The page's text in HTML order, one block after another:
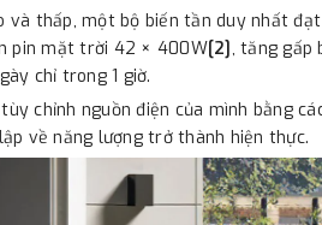
và thấp, một bộ biến tần duy nhất
pin mặt trời 42 × 400W[2], tăng gấp
chỉ trong 1 giờ.
chỉnh nguồn điện của mình bằng
về năng lượng trở thành hiện thực.